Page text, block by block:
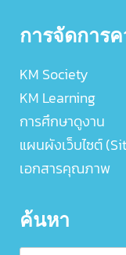
การจัดการ
KM Society
KM Learning
การศึกษาดูงาน
แผนผังเว็บไซต์
เอกสารคุณภาพ
ค้นหา